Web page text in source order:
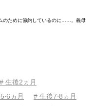
# 生後2ヵ月
ヵ月
# 生後7⋅8ヵ月